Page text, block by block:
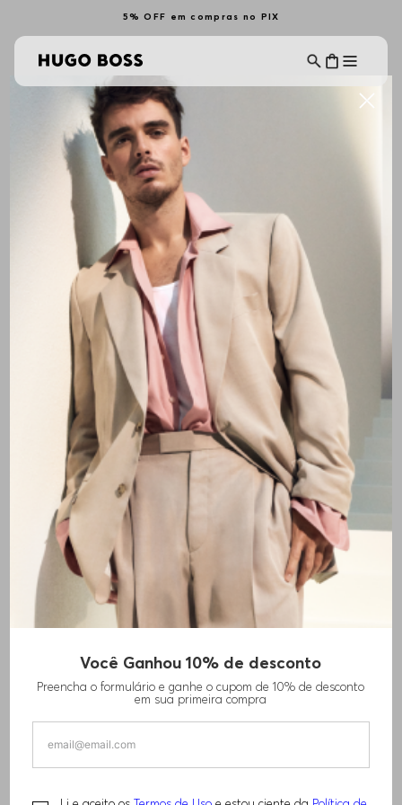
5% OFF em compras no PIX
Você Ganhou 10% de desconto
Preencha o formulário e ganhe o cupom de 10% de desconto
em sua primeira compra
CAMISETA INFANTIL EM ALGODÃO COM